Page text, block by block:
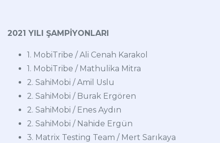
2021 YILI ŞAMPİYONLARI
1. MobiTribe / Ali Cenah Karakol
1. MobiTribe / Mathulika Mitra
2. SahiMobi / Amil Uslu
2. SahiMobi / Burak Ergören
2. SahiMobi / Enes Aydın
2. SahiMobi / Nahide Ergün
3. Matrix Testing Team / Mert Sarıkaya